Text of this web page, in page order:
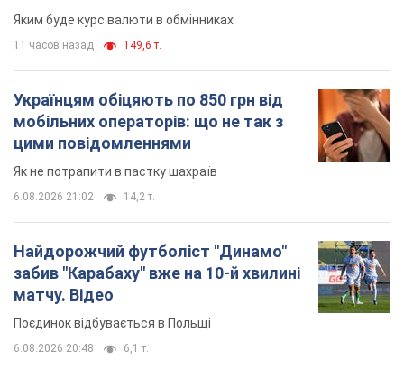
Яким буде курс валюти в обмінниках
11 часов назад 149,6 т.
Українцям обіцяють по 850 грн від
мобільних операторів: що не так з
цими повідомленнями
Як не потрапити в пастку шахраїв
6.08.2026 21:02 14,2 т.
Найдорожчий футболіст "Динамо"
забив "Карабаху" вже на 10-й хвилині
матчу. Відео
Поєдинок відбувається в Польщі
6.08.2026 20:48 6,1 т.